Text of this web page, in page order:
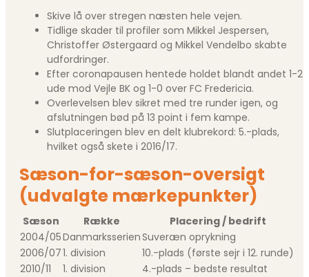
Skive lå over stregen næsten hele vejen.
Tidlige skader til profiler som Mikkel Jespersen,
Christoffer Østergaard og Mikkel Vendelbo skabte
udfordringer.
Efter coronapausen hentede holdet blandt andet 1-2
ude mod Vejle BK og 1-0 over FC Fredericia.
Overlevelsen blev sikret med tre runder igen, og
afslutningen bød på 13 point i fem kampe.
Slutplaceringen blev en delt klubrekord: 5.-plads,
hvilket også skete i 2016/17.
Sæson-for-sæson-oversigt
(udvalgte mærkepunkter)
Sæson Række
Placering / bedrift
2004/05DanmarksserienSuveræn oprykning
2006/071. division
10.-plads (første sejr i 12. runde)
2010/11
1. division
4.-plads – bedste resultat